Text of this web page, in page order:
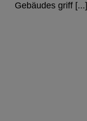
Gebäudes griff [...]